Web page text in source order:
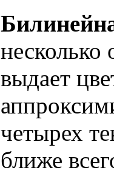
несколько
выдает
четырех
ближе